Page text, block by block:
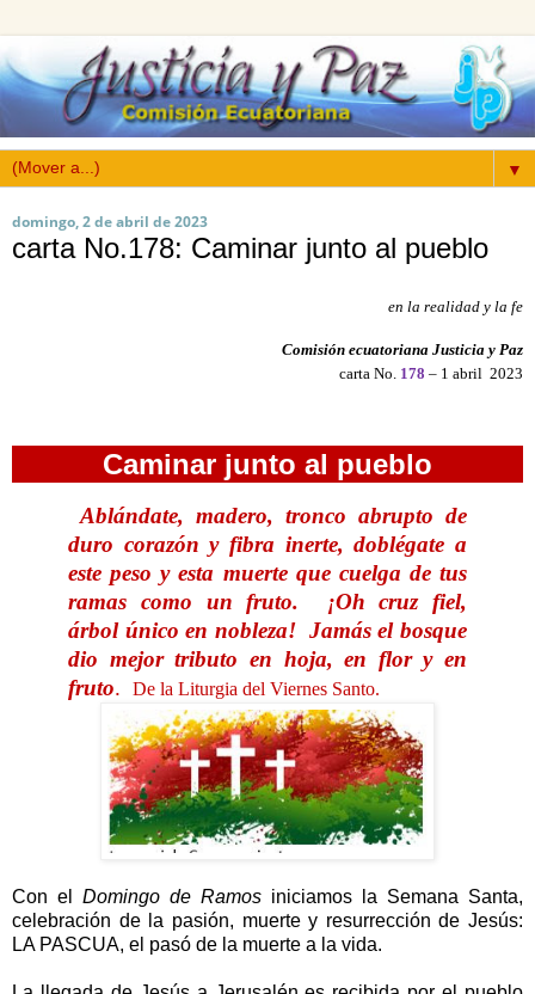
▼
domingo, 2 de abril de 2023
carta No.178: Caminar junto al pueblo
en la realidad y la fe
Comisión ecuatoriana Justicia y Paz
carta No. 178 – 1 abril 2023
Caminar junto al pueblo
Ablándate, madero, tronco abrupto de
duro corazón y fibra inerte, doblégate a
este peso y esta muerte que cuelga de tus
ramas como un fruto. ¡Oh cruz fiel,
árbol único en nobleza! Jamás el bosque
dio mejor tributo en hoja, en flor y en
fruto.De la Liturgia del Viernes Santo.
Con el Domingo de Ramos iniciamos la Semana Santa,
celebración de la pasión, muerte y resurrección de Jesús:
LA PASCUA, el pasó de la muerte a la vida.